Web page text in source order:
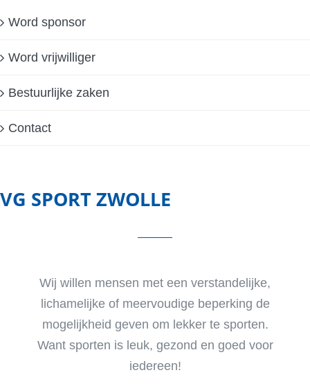
Word sponsor
Word vrijwilliger
Bestuurlijke zaken
Contact
VG SPORT ZWOLLE
Wij willen mensen met een verstandelijke,
lichamelijke of meervoudige beperking de
mogelijkheid geven om lekker te sporten.
Want sporten is leuk, gezond en goed voor
iedereen!